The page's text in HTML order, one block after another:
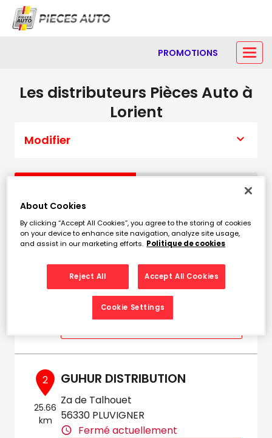
PROMOTIONS
Les distributeurs Pièces Auto à
Lorient
Modifier
1 FAIH
Zi de Kerandre
56703 HENNEBONT CEDEX
Fermé actuellement
Téléphone
2
25.66
km
GUHUR DISTRIBUTION
Za de Talhouet
56330 PLUVIGNER
Fermé actuellement
About Cookies
By clicking “Accept All Cookies”, you agree to the storing of cookies
on your device to enhance site navigation, analyze site usage,
and assist in our marketing efforts. Politique de cookies
Reject All Accept All Cookies
Cookie Settings